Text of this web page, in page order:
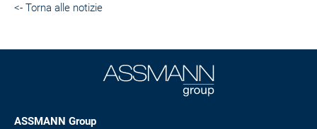
<- Torna alle notizie
ASSMANN Group